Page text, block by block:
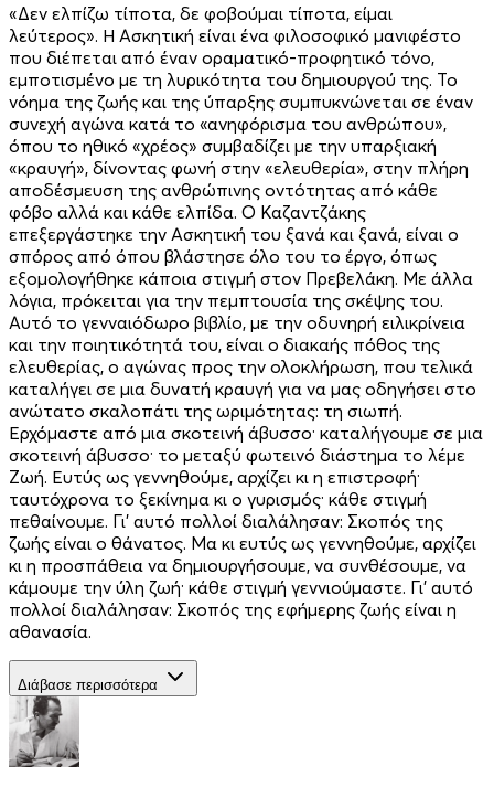
«Δεν ελπίζω τίποτα, δε φοβούμαι τίποτα, είμαι
λεύτερος». Η Ασκητική είναι ένα φιλοσοφικό μανιφέστο
που διέπεται από έναν οραματικό-προφητικό τόνο,
εμποτισμένο με τη λυρικότητα του δη­­μιουργού της. Το
νόημα της ζωής και της ύπαρξης συμπυκνώνεται σε έναν
συνεχή αγώνα κατά το «ανηφόρισμα του ανθρώπου»,
όπου το ηθικό «χρέος» συμβαδίζει με την υπαρξιακή
«κραυγή», δίνοντας φωνή στην «ελευθερία», στην πλήρη
αποδέσμευση της ανθρώπινης οντότητας από κάθε
φόβο αλλά και κάθε ελπίδα. Ο Καζαντζάκης
επεξεργάστηκε την Ασκητική του ξανά και ξανά, είναι ο
σπόρος από όπου βλάστησε όλο του το έργο, όπως
εξομολογήθηκε κάποια στιγμή στον Πρεβελάκη. Με άλλα
λόγια, πρόκειται για την πεμπτουσία της σκέψης του.
Αυτό το γενναιόδωρο βιβλίο, με την οδυνηρή ειλικρίνεια
και την ποιητικότητά του, είναι ο διακαής πόθος της
ελευθερίας, ο αγώνας προς την ολοκλήρωση, που τελικά
καταλήγει σε μια δυνατή κραυγή για να μας οδηγήσει στο
ανώτατο σκαλοπάτι της ωριμότητας: τη σιωπή.
Ερχόμαστε από μια σκοτεινή άβυσσο· καταλήγουμε σε μια
σκοτεινή άβυσσο· το μεταξύ φωτεινό διάστημα το λέμε
Ζωή. Ευτύς ως γεννηθούμε, αρχίζει κι η επιστροφή·
ταυτόχρονα το ξεκίνημα κι ο γυρισμός· κάθε στιγμή
πεθαίνουμε. Γι’ αυτό πολλοί διαλάλησαν: Σκοπός της
ζωής είναι ο θάνατος. Μα κι ευτύς ως γεννηθούμε, αρχίζει
κι η προσπάθεια να δημιουργήσουμε, να συνθέσουμε, να
κάμουμε την ύλη ζωή· κάθε στιγμή γεννιούμαστε. Γι’ αυτό
πολλοί διαλάλησαν: Σκοπός της εφήμερης ζωής είναι η
αθανασία.
Διάβασε περισσότερα